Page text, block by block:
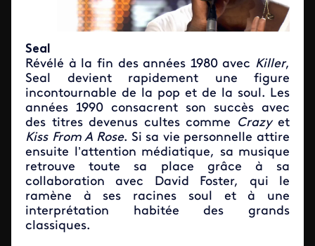
Seal
Révélé à la fin des années 1980 avec Killer,
Seal devient rapidement une figure
incontournable de la pop et de la soul. Les
années 1990 consacrent son succès avec
des titres devenus cultes comme
Crazyet
Kiss From A Rose. Si sa vie personnelle attire
ensuite l’attention médiatique, sa musique
retrouve toute sa place grâce à sa
collaboration avec David Foster, qui le
ramène à ses racines soul et à une
interprétation habitée des grands
classiques.